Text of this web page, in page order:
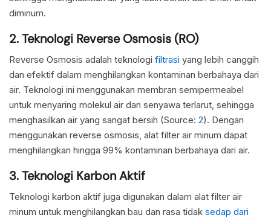
diminum.
2. Teknologi Reverse Osmosis (RO)
Reverse Osmosis adalah teknologi filtrasi yang lebih canggih
dan efektif dalam menghilangkan kontaminan berbahaya dari
air. Teknologi ini menggunakan membran semipermeabel
untuk menyaring molekul air dan senyawa terlarut, sehingga
menghasilkan air yang sangat bersih (Source: 2). Dengan
menggunakan reverse osmosis, alat filter air minum dapat
menghilangkan hingga 99% kontaminan berbahaya dari air.
3. Teknologi Karbon Aktif
Teknologi karbon aktif juga digunakan dalam alat filter air
minum untuk menghilangkan bau dan rasa tidak sedap dari